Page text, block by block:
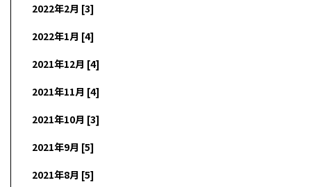
2022年2月 [3]
2022年1月 [4]
2021年12月 [4]
2021年11月 [4]
2021年10月 [3]
2021年9月 [5]
2021年8月 [5]